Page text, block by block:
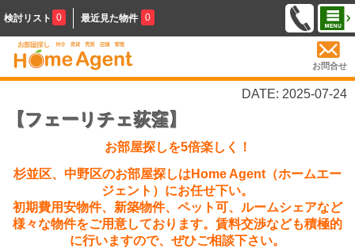
検討リスト 0 最近見た物件 0
お問合せ
DATE: 2025-07-24
【フェーリチェ荻窪】
お部屋探しを5倍楽しく！
杉並区、中野区のお部屋探しはHome Agent（ホームエー
ジェント）にお任せ下い。
初期費用安物件、新築物件、ペット可、ルームシェアなど
様々な物件をご用意しております。賃料交渉なども積極的
に行いますので、ぜひご相談下さい。